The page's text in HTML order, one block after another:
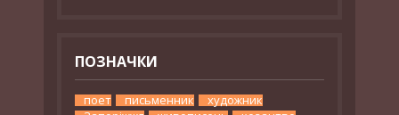
ПОЗНАЧКИ
поет письменник
художник